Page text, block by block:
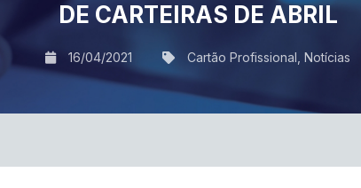
DE CARTEIRAS DE ABRIL
16/04/2021 Cartão Profissional Notícias